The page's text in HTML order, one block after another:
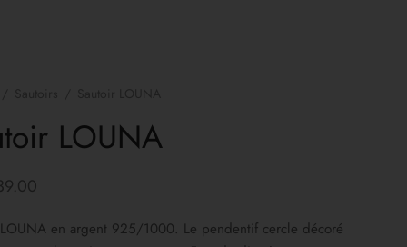
LOUNA
en argent 925/1000. Le pendentif cercle décoré